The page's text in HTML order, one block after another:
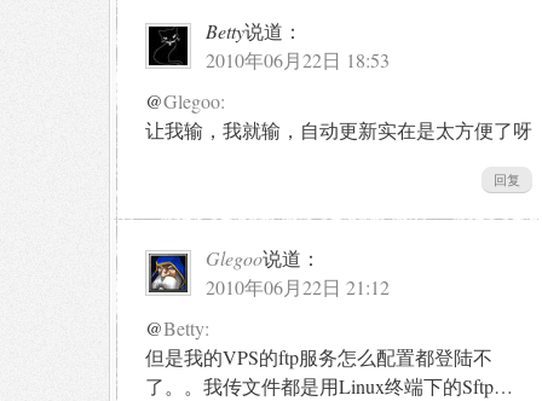
Betty说道：
2010年06月22日 18:53
@Glegoo:
让我输，我就输，自动更新实在是太方便了呀
回复
Glegoo说道：
2010年06月22日 21:12
@Betty:
但是我的VPS的ftp服务怎么配置都登陆不
了。。我传文件都是用Linux终端下的Sftp…